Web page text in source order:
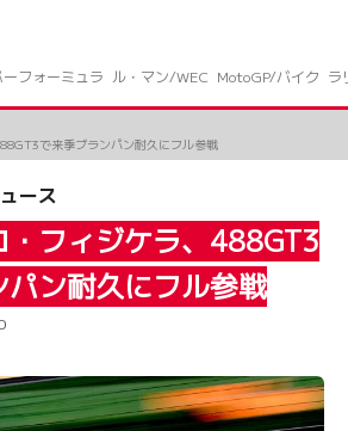
ーフォーミュラ ル・マン/WEC MotoGP/バイク ラ
で来季ブランパン耐久にフル参戦
ース
・フィジケラ、488GT3
ン耐久にフル参戦